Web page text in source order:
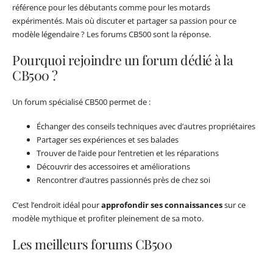
référence pour les débutants comme pour les motards
expérimentés. Mais où discuter et partager sa passion pour ce
modèle légendaire ? Les forums CB500 sont la réponse.
Pourquoi rejoindre un forum dédié à la
CB500 ?
Un forum spécialisé CB500 permet de :
Échanger des conseils techniques avec d’autres propriétaires
Partager ses expériences et ses balades
Trouver de l’aide pour l’entretien et les réparations
Découvrir des accessoires et améliorations
Rencontrer d’autres passionnés près de chez soi
C’est l’endroit idéal pourapprofondir ses connaissancessur ce
modèle mythique et profiter pleinement de sa moto.
Les meilleurs forums CB500